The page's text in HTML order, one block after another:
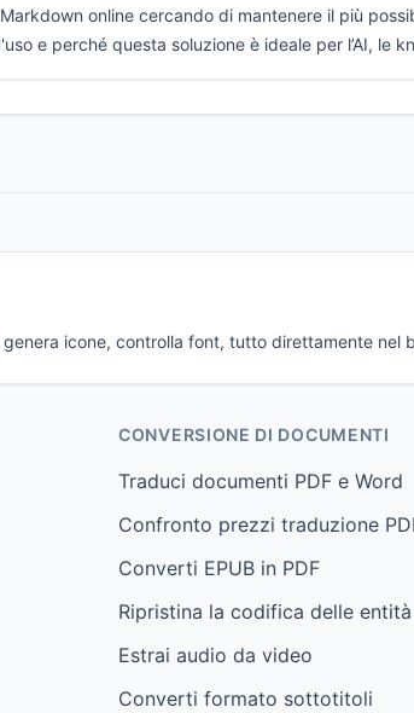
online cercando di mantenere il più
e perché questa soluzione è ideale per l’AI, le
icone, controlla font, tutto direttamente nel
CONVERSIONE DI DOCUMENTI
Traduci documenti PDF e Word
Confronto prezzi traduzione
Converti EPUB in PDF
Ripristina la codifica delle entità
Estrai audio da video
Converti formato sottotitoli